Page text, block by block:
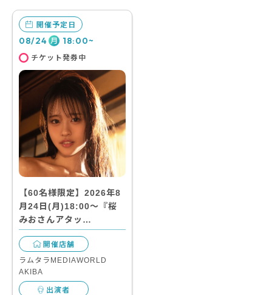
開催予定日
08/24 月 18:00~
チケット発券中
【60名様限定】2026年8
月24日(月)18:00～『桜
みおさんアタッ…
開催店舗
ラムタラMEDIAWORLD
AKIBA
出演者